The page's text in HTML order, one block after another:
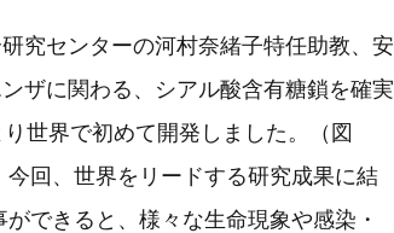
究センターの河村奈緒子特任助教、安
ザに関わる、シアル酸含有糖鎖を確実
世界で初めて開発しました。（図
回、世界をリードする研究成果に結
できると、様々な生命現象や感染・